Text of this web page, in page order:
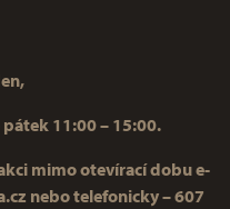
11:00 – 15:00.
mimo otevírací dobu e-
nebo telefonicky – 607